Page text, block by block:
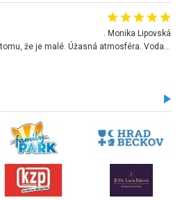
. Monika Lipovská
Úžasné prostredie, napriek tomu, že je malé. Úžasná atmosféra. Voda fantastická a nádherná. Ľudí je pomerne veľa, ale su mili a ohľaduplní. Je veľmi zaujímavé sledovať, ako dokážu spolu športovať cudzí ľudia a bez ohľadu na vek. Vládne tu pohoda. Vnuka neviem dostať z vody. Ďakujem za krásny deň . Urcite sa sem vrátim. Jediný problém je s parkovaním, ale aj ten sa mi podarilo vyriešiť. Monika Bratislava